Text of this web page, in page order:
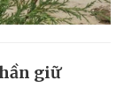
giữ